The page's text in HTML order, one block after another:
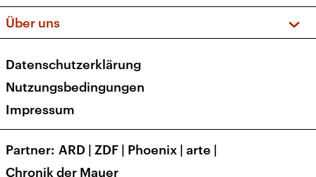
Apps
Newsletter
Social Media
Über uns
Presse
Karriere
Transparenz
Datenschutzerklärung
Nutzungsbedingungen
Impressum
Partner ARD | ZDF | Phoenix | arte |
Chronik der Mauer